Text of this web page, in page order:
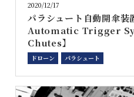
2020/12/17
パラシュート自動開傘
Automatic Trigger
Chutes】
ドローン パラシュート